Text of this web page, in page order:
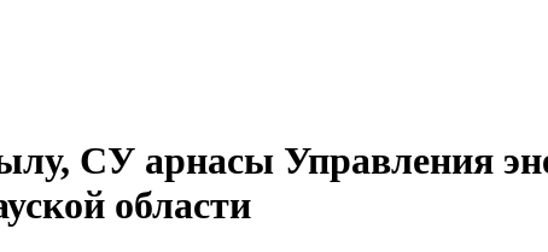
СУ арнасы Управления
области